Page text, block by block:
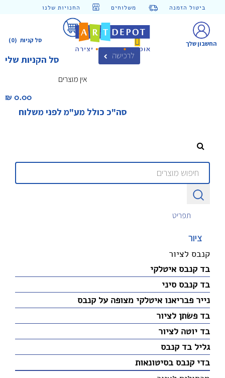
ביטול הזמנה משלוחים החנויות שלנו
(0) סל קניות
סל הקניות שלי לרכישה
אין מוצרים
0.00 ₪‎
סה"כ כולל מע"מ לפני משלוח
החשבון שלך
תפריט
ציור
קנבס לציור
בד קנבס איטלקי
בד קנבס סיני
נייר פבריאנו איטלקי מצופה על קנבס
בד פשתן לציור
בד יוטה לציור
גליל בד קנבס
בדי קנבס בסיטונאות